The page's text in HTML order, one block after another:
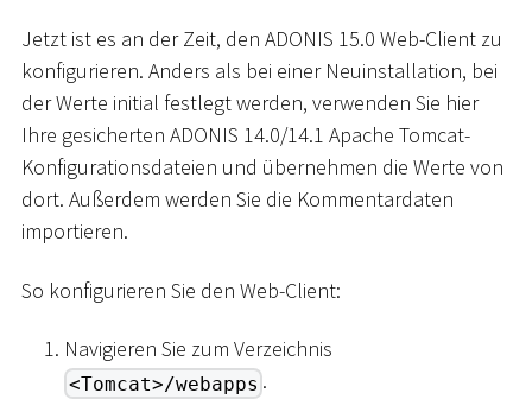
Jetzt ist es an der Zeit, den ADONIS 15.0 Web-Client zu
konfigurieren. Anders als bei einer Neuinstallation, bei
der Werte initial festlegt werden, verwenden Sie hier
Ihre gesicherten ADONIS 14.0/14.1 Apache Tomcat-
Konfigurationsdateien und übernehmen die Werte von
dort. Außerdem werden Sie die Kommentardaten
importieren.
So konfigurieren Sie den Web-Client:
Navigieren Sie zum Verzeichnis
<Tomcat>/webapps .